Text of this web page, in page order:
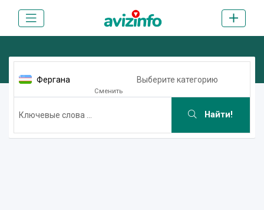
Фергана
Сменить
Выберите категорию
Найти!